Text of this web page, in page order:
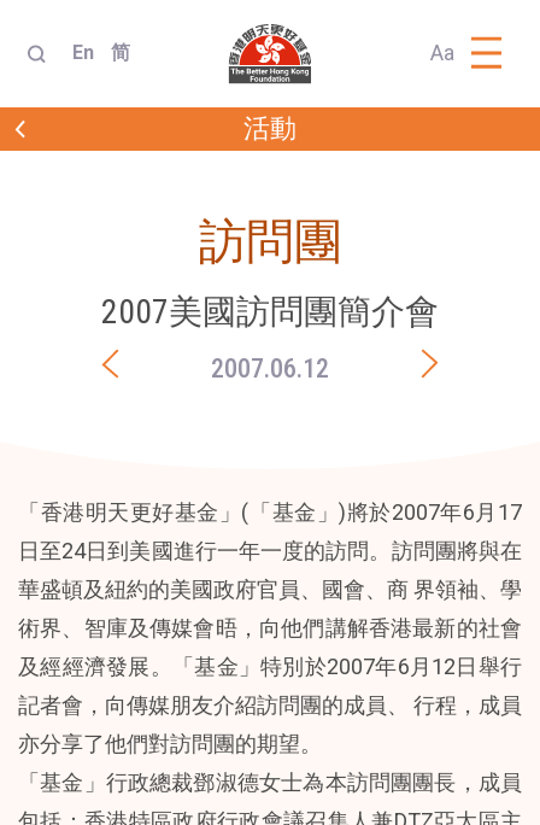
En 简 Aa
活動
訪問團
2007美國訪問團簡介會
2007.06.12
「香港明天更好基金」(「基金」)將於2007年6月17
日至24日到美國進行一年一度的訪問。訪問團將與在
華盛頓及紐約的美國政府官員、國會、商 界領袖、學
術界、智庫及傳媒會晤，向他們講解香港最新的社會
及經經濟發展。「基金」特別於2007年6月12日舉行
記者會，向傳媒朋友介紹訪問團的成員、 行程，成員
亦分享了他們對訪問團的期望。
「基金」行政總裁鄧淑德女士為本訪問團團長，成員